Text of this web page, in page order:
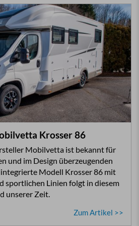
Krosser 86
Mobilvetta ist bekannt für
und im Design überzeugenden
Modell Krosser 86 mit
sportlichen Linien folgt in diesem
unserer Zeit.
Zum Artikel >>